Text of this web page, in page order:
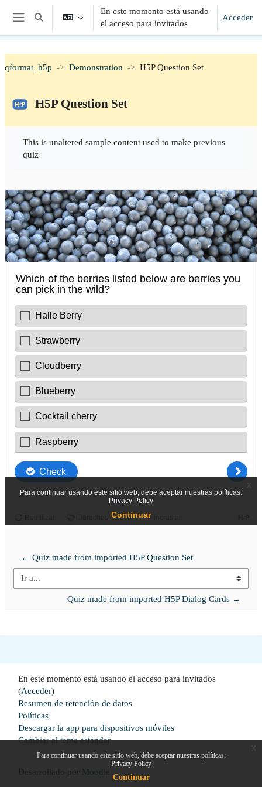
Salta al contenido principal
Para continuar usando este sitio web, debe aceptar nuestras políticas:
Privacy Policy
Continuar
Panel lateral
Selector de búsqueda de entrada
En este momento está usando
el acceso para invitados
Acceder
qformat_h5p Demonstration H5P Question Set
H5P Question Set
This is unaltered sample content used to make previous
quiz
← Quiz made from imported H5P Question Set
Ir a...
Quiz made from imported H5P Dialog Cards →
En este momento está usando el acceso para invitados
(Acceder)
Resumen de retención de datos
Políticas
Descargar la app para dispositivos móviles
Cambiar al tema estándar
Moodle